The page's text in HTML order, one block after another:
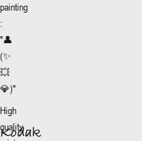
*
painting
:
"👤
(✨
💥
💎)"
High
quality